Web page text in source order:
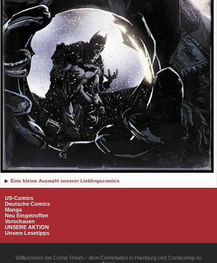
Eine kleine Auswahl unserer Lieblingscomics
US-Comics
Deutsche Comics
Manga
Neu Eingetroffen
Vorschauen
UNSERE AKTION
Unsere Lesetipps
Willkommen bei Comic Room - dem Comicladen in Hamburg und Comicshop im